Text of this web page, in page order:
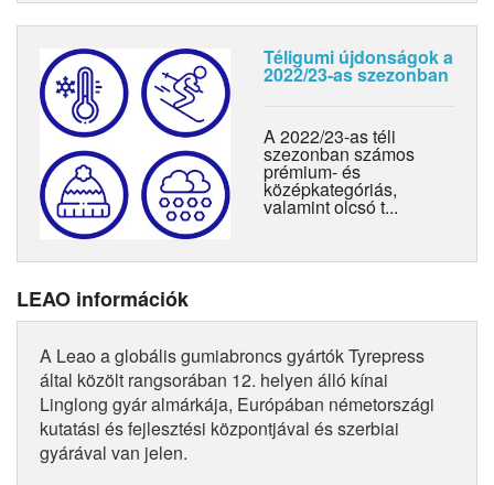
Téligumi újdonságok a
2022/23-as szezonban
A 2022/23-as téli
szezonban számos
prémium- és
középkategóriás,
valamint olcsó t...
LEAO információk
A Leao a globális gumiabroncs gyártók Tyrepress
által közölt rangsorában 12. helyen álló kínai
Linglong gyár almárkája, Európában németországi
kutatási és fejlesztési központjával és szerbiai
gyárával van jelen.